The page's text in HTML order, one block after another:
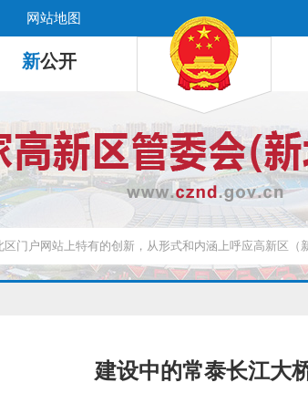
网站地图
新公开
建设中的常泰长江大